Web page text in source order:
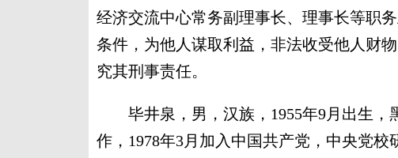
经济交流中心常务副理事长、理事长等职
条件，为他人谋取利益，非法收受他人财
究其刑事责任。
毕井泉，男，汉族，1955年9月出生，
作，1978年3月加入中国共产党，中央党